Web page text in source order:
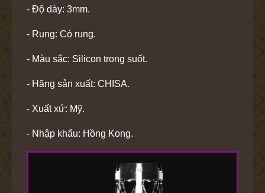
- Độ dày: 3mm.
- Rung: Có rung.
- Màu sắc: Silicon trong suốt.
- Hãng sản xuất: CHISA.
- Xuất xứ: Mỹ.
- Nhập khẩu: Hồng Kong.